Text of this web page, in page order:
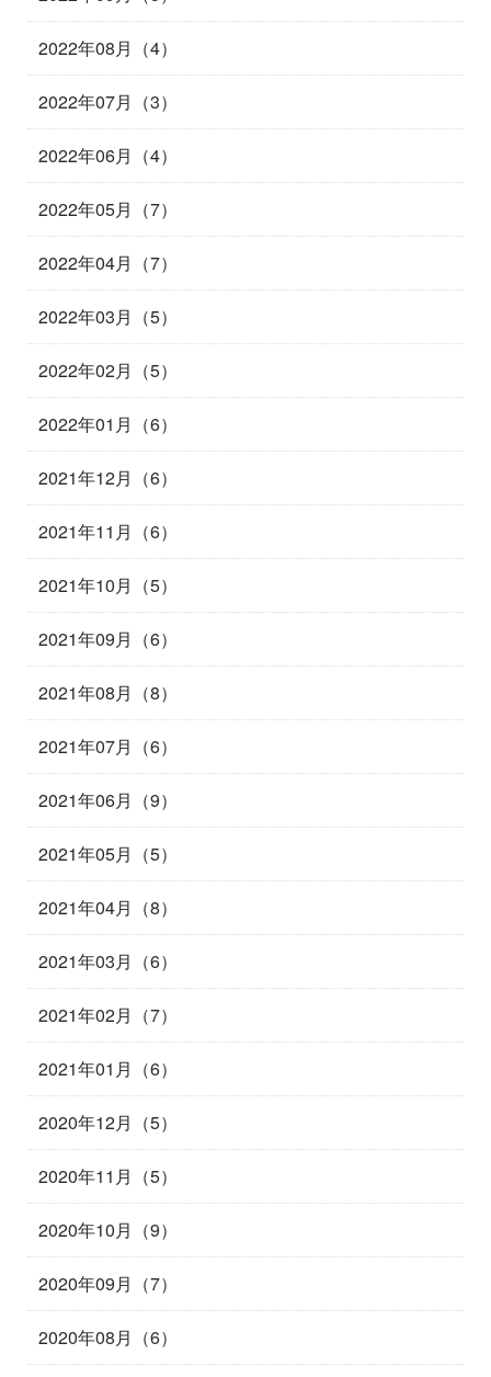
2022年08月（4）
2022年07月（3）
2022年06月（4）
2022年05月（7）
2022年04月（7）
2022年03月（5）
2022年02月（5）
2022年01月（6）
2021年12月（6）
2021年11月（6）
2021年10月（5）
2021年09月（6）
2021年08月（8）
2021年07月（6）
2021年06月（9）
2021年05月（5）
2021年04月（8）
2021年03月（6）
2021年02月（7）
2021年01月（6）
2020年12月（5）
2020年11月（5）
2020年10月（9）
2020年09月（7）
2020年08月（6）